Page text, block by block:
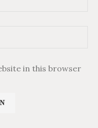
in this browser